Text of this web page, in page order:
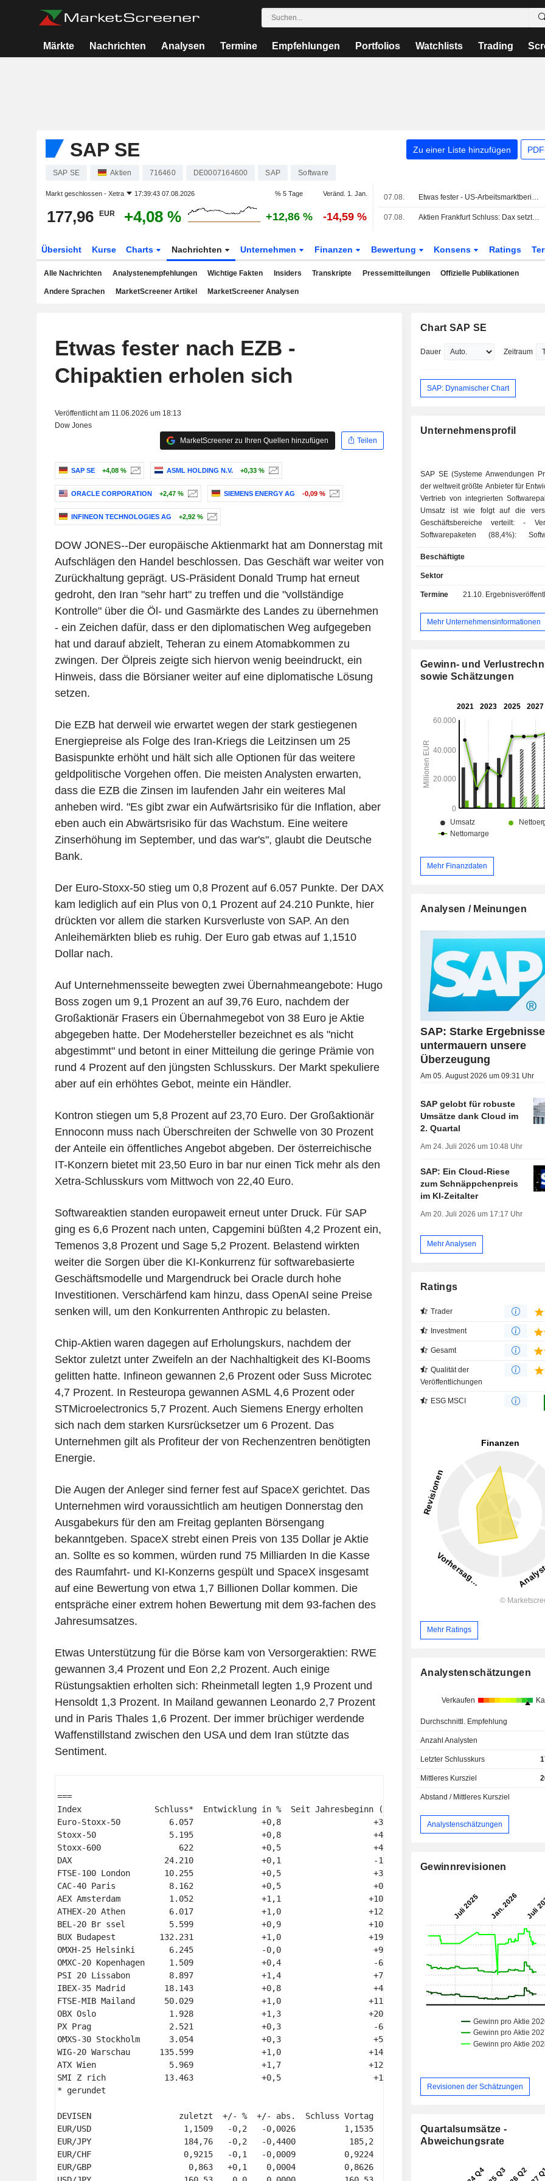
Märkte Nachrichten Analysen Termine Empfehlungen Portfolios Watchlists Trading
SAP SE Zu einer Liste hinzufügen
SAP SE Aktien 716460 DE0007164600 SAP Software
Markt geschlossen - Xetra 17:39:43 07.08.2026 % 5 Tage Veränd. 1. Jan.
177,96 EUR +4,08 % +12,86 % -14,59 %
07.08. Etwas fester - US-Arbeitsmarktbericht lindert Zinssorgen
07.08. Aktien Frankfurt Schluss: Dax setzt Rekordrally nach US-Jobbericht fort
Übersicht Kurse Charts Nachrichten Unternehmen Finanzen Bewertung Konsens Ratings
Alle Nachrichten Analystenempfehlungen Wichtige Fakten Insiders Transkripte Pressemitteilungen Offizielle Publikationen
Andere Sprachen MarketScreener Artikel MarketScreener Analysen
Etwas fester nach EZB -
Chipaktien erholen sich
Veröffentlicht am 11.06.2026 um 18:13
Dow Jones
MarketScreener zu Ihren Quellen hinzufügen
Teilen
SAP SE +4,08 % ASML HOLDING N.V. +0,33 %
ORACLE CORPORATION +2,47 % SIEMENS ENERGY AG -0,09 %
INFINEON TECHNOLOGIES AG +2,92 %
DOW JONES--Der europäische Aktienmarkt hat am Donnerstag mit
Aufschlägen den Handel beschlossen. Das Geschäft war weiter von
Zurückhaltung geprägt. US-Präsident Donald Trump hat erneut
gedroht, den Iran "sehr hart" zu treffen und die "vollständige
Kontrolle" über die Öl- und Gasmärkte des Landes zu übernehmen
- ein Zeichen dafür, dass er den diplomatischen Weg aufgegeben
hat und darauf abzielt, Teheran zu einem Atomabkommen zu
zwingen. Der Ölpreis zeigte sich hiervon wenig beeindruckt, ein
Hinweis, dass die Börsianer weiter auf eine diplomatische Lösung
setzen.
Die EZB hat derweil wie erwartet wegen der stark gestiegenen
Energiepreise als Folge des Iran-Kriegs die Leitzinsen um 25
Basispunkte erhöht und hält sich alle Optionen für das weitere
geldpolitische Vorgehen offen. Die meisten Analysten erwarten,
dass die EZB die Zinsen im laufenden Jahr ein weiteres Mal
anheben wird. "Es gibt zwar ein Aufwärtsrisiko für die Inflation, aber
eben auch ein Abwärtsrisiko für das Wachstum. Eine weitere
Zinserhöhung im September, und das war's", glaubt die Deutsche
Bank.
Der Euro-Stoxx-50 stieg um 0,8 Prozent auf 6.057 Punkte. Der DAX
kam lediglich auf ein Plus von 0,1 Prozent auf 24.210 Punkte, hier
drückten vor allem die starken Kursverluste von SAP. An den
Anleihemärkten blieb es ruhig. Der Euro gab etwas auf 1,1510
Dollar nach.
Auf Unternehmensseite bewegten zwei Übernahmeangebote: Hugo
Boss zogen um 9,1 Prozent an auf 39,76 Euro, nachdem der
Großaktionär Frasers ein Übernahmegebot von 38 Euro je Aktie
abgegeben hatte. Der Modehersteller bezeichnet es als "nicht
abgestimmt" und betont in einer Mitteilung die geringe Prämie von
rund 4 Prozent auf den jüngsten Schlusskurs. Der Markt spekuliere
aber auf ein erhöhtes Gebot, meinte ein Händler.
Kontron stiegen um 5,8 Prozent auf 23,70 Euro. Der Großaktionär
Ennoconn muss nach Überschreiten der Schwelle von 30 Prozent
der Anteile ein öffentliches Angebot abgeben. Der österreichische
IT-Konzern bietet mit 23,50 Euro in bar nur einen Tick mehr als den
Xetra-Schlusskurs vom Mittwoch von 22,40 Euro.
Softwareaktien standen europaweit erneut unter Druck. Für SAP
ging es 6,6 Prozent nach unten, Capgemini büßten 4,2 Prozent ein,
Temenos 3,8 Prozent und Sage 5,2 Prozent. Belastend wirkten
weiter die Sorgen über die KI-Konkurrenz für softwarebasierte
Geschäftsmodelle und Margendruck bei Oracle durch hohe
Investitionen. Verschärfend kam hinzu, dass OpenAI seine Preise
senken will, um den Konkurrenten Anthropic zu belasten.
Chip-Aktien waren dagegen auf Erholungskurs, nachdem der
Sektor zuletzt unter Zweifeln an der Nachhaltigkeit des KI-Booms
gelitten hatte. Infineon gewannen 2,6 Prozent oder Suss Microtec
4,7 Prozent. In Resteuropa gewannen ASML 4,6 Prozent oder
STMicroelectronics 5,7 Prozent. Auch Siemens Energy erholten
sich nach dem starken Kursrücksetzer um 6 Prozent. Das
Unternehmen gilt als Profiteur der von Rechenzentren benötigten
Energie.
Die Augen der Anleger sind ferner fest auf SpaceX gerichtet. Das
Unternehmen wird voraussichtlich am heutigen Donnerstag den
Ausgabekurs für den am Freitag geplanten Börsengang
bekanntgeben. SpaceX strebt einen Preis von 135 Dollar je Aktie
an. Sollte es so kommen, würden rund 75 Milliarden In die Kasse
des Raumfahrt- und KI-Konzerns gespült und SpaceX insgesamt
auf eine Bewertung von etwa 1,7 Billionen Dollar kommen. Die
entspräche einer extrem hohen Bewertung mit dem 93-fachen des
Jahresumsatzes.
Etwas Unterstützung für die Börse kam von Versorgeraktien: RWE
gewannen 3,4 Prozent und Eon 2,2 Prozent. Auch einige
Rüstungsaktien erholten sich: Rheinmetall legten 1,9 Prozent und
Hensoldt 1,3 Prozent. In Mailand gewannen Leonardo 2,7 Prozent
und in Paris Thales 1,6 Prozent. Der immer brüchiger werdende
Waffenstillstand zwischen den USA und dem Iran stützte das
Sentiment.
===
Index               Schluss*  Entwicklung in %  Seit Jahresbeginn (%)
Euro-Stoxx-50          6.057              +0,8                   +3,8
Stoxx-50               5.195              +0,8                   +4,8
Stoxx-600                622              +0,5                   +4,4
DAX                   24.210              +0,1                   -1,2
FTSE-100 London       10.255              +0,5                   +3,3
CAC-40 Paris           8.162              +0,5                   +0,2
AEX Amsterdam          1.052              +1,1                  +10,6
ATHEX-20 Athen         6.017              +1,0                  +12,4
BEL-20 Br ssel         5.599              +0,9                  +10,2
BUX Budapest         132.231              +1,0                  +19,1
OMXH-25 Helsinki       6.245              -0,0                   +9,5
OMXC-20 Kopenhagen     1.509              +0,4                   -6,2
PSI 20 Lissabon        8.897              +1,4                   +7,7
IBEX-35 Madrid        18.143              +0,8                   +4,8
FTSE-MIB Mailand      50.029              +1,0                  +11,3
OBX Oslo               1.928              +1,3                  +20,7
PX Prag                2.521              +0,3                   -6,1
OMXS-30 Stockholm      3.054              +0,3                   +5,9
WIG-20 Warschau      135.599              +1,0                  +14,5
ATX Wien               5.969              +1,7                  +12,1
SMI Z rich            13.463              +0,5                   +1,5
* gerundet
DEVISEN                  zuletzt  +/- %  +/- abs.  Schluss Vortag  Mi, 17:20
EUR/USD                   1,1509   -0,2   -0,0026          1,1535     1,1550
EUR/JPY                   184,76   -0,2   -0,4400           185,2   185,3500
EUR/CHF                   0,9215   -0,1   -0,0009          0,9224     0,9219
EUR/GBP                    0,863   +0,1    0,0004          0,8626     0,8623
Chart SAP SE
Dauer Zeitraum
SAP: Dynamischer Chart
Unternehmensprofil
SAP SE (Systeme Anwendungen
der weltweit größte Anbieter für
Vertrieb von integrierten
Umsatz ist wie folgt auf die
Geschäftsbereiche verteilt: - Verkauf von
Softwarepaketen (88,4%):
Verwaltung der
Nachschublieferungen, usw. Darüber
Dienstleistungen im Bereich
Beratung und Schulungen. Geographisch
gesehen verteilt sich der Umsatz
Nord- und Südamerika (8%), Japan
Asien / Pazifik (10,1%).
Beschäftigte
Sektor
Termine 21.10.
Mehr Unternehmensinformationen
Gewinn- und
sowie Schätzungen
Mehr Finanzdaten
Analysen / Meinungen
SAP: Starke Ergebnisse
untermauern unsere
Überzeugung
Am 05. August 2026 um 09:31 Uhr
SAP gelobt für robuste
Umsätze dank Cloud im
2. Quartal
Am 24. Juli 2026 um 10:48 Uhr
SAP: Ein Cloud-Riese
zum Schnäppchenpreis
im KI-Zeitalter
Am 20. Juli 2026 um 17:17 Uhr
Mehr Analysen
Ratings
Trader
Investment
Gesamt
Qualität der
Veröffentlichungen
ESG MSCI
Mehr Ratings
Analystenschätzungen
Verkaufen
Durchschnittl. Empfehlung
Anzahl Analysten
Letzter Schlusskurs
Mittleres Kursziel
Abstand / Mittleres Kursziel
Analystenschätzungen
Gewinnrevisionen
Revisionen der Schätzungen
Quartalsumsätze -
Abweichungsrate